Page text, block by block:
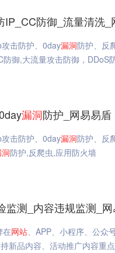
防御_流量清洗_
击防护、0day漏洞防护、反
御,大流量攻击防御，DDoS
漏洞防护_网易易盾
击防护、0day漏洞防护、反
防护,反爬虫,应用防火墙
监测_内容违规监测_
在网站、APP、小程序、公众
新品内容、活动推广内容重